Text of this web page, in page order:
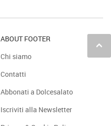
keyboard_arrow_up
ABOUT FOOTER
Chi siamo
Contatti
Abbonati a Dolcesalato
Iscriviti alla Newsletter